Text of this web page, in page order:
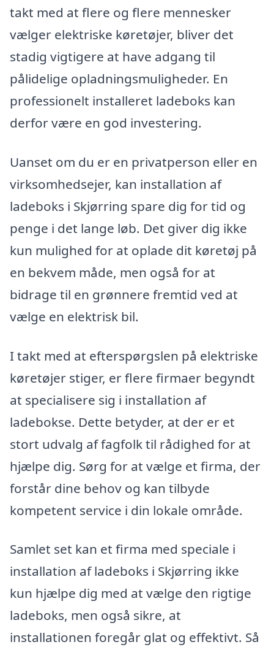
takt med at flere og flere mennesker
vælger elektriske køretøjer, bliver det
stadig vigtigere at have adgang til
pålidelige opladningsmuligheder. En
professionelt installeret ladeboks kan
derfor være en god investering.
Uanset om du er en privatperson eller en
virksomhedsejer, kan installation af
ladeboks i Skjørring spare dig for tid og
penge i det lange løb. Det giver dig ikke
kun mulighed for at oplade dit køretøj på
en bekvem måde, men også for at
bidrage til en grønnere fremtid ved at
vælge en elektrisk bil.
I takt med at efterspørgslen på elektriske
køretøjer stiger, er flere firmaer begyndt
at specialisere sig i installation af
ladebokse. Dette betyder, at der er et
stort udvalg af fagfolk til rådighed for at
hjælpe dig. Sørg for at vælge et firma, der
forstår dine behov og kan tilbyde
kompetent service i din lokale område.
Samlet set kan et firma med speciale i
installation af ladeboks i Skjørring ikke
kun hjælpe dig med at vælge den rigtige
ladeboks, men også sikre, at
installationen foregår glat og effektivt. Så